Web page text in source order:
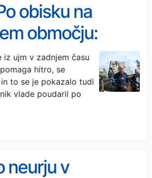
obisku na
območju:
obljubil
državno
neurju v
iz ujm v zadnjem času
hitro, se
to se je pokazalo tudi
vlade poudaril po
neurju v